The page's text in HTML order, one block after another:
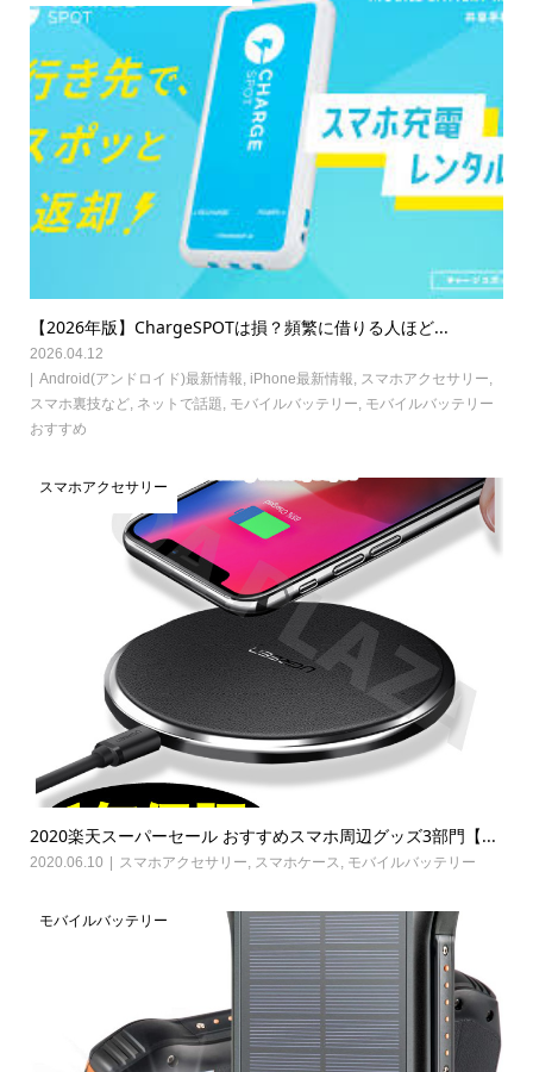
【2026年版】ChargeSPOTは損？頻繁に借りる人ほど...
2026.04.12
Android(アンドロイド)最新情報, iPhone最新情報, スマホアクセサリー,
スマホ裏技など, ネットで話題, モバイルバッテリー, モバイルバッテリー
おすすめ
スマホアクセサリー
2020楽天スーパーセール おすすめスマホ周辺グッズ3部門【...
2020.06.10 スマホアクセサリー, スマホケース, モバイルバッテリー
モバイルバッテリー